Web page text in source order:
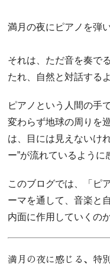
満月の夜にピアノを弾
それは、ただ音を奏で
たれ、自然と対話する
ピアノという人間の手
変わらず地球の周りを
は、目には見えないけ
ー”が流れているように
このブログでは、「ピ
ーマを通して、音楽と
内面に作用していくの
満月の夜に感じる、特